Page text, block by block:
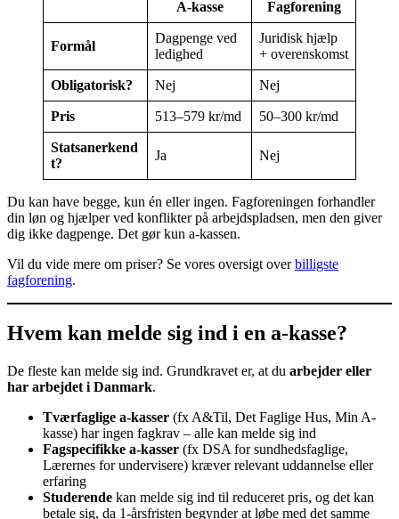
A-kasse Fagforening
Formål
Dagpenge ved
ledighed
Juridisk hjælp
+ overenskomst
Obligatorisk? Nej Nej
Pris 513–579 kr/md 50–300 kr/md
Statsanerkend
t?
Ja Nej
Du kan have begge, kun én eller ingen. Fagforeningen forhandler
din løn og hjælper ved konflikter på arbejdspladsen, men den giver
dig ikke dagpenge. Det gør kun a-kassen.
Vil du vide mere om priser? Se vores oversigt overbilligste
fagforening.
Hvem kan melde sig ind i en a-kasse?
De fleste kan melde sig ind. Grundkravet er, at du arbejder eller
har arbejdet i Danmark.
Tværfaglige a-kasser (fx A&Til, Det Faglige Hus, Min A-
kasse) har ingen fagkrav – alle kan melde sig ind
Fagspecifikke a-kasser (fx DSA for sundhedsfaglige,
Lærernes for undervisere) kræver relevant uddannelse eller
erfaring
Studerende kan melde sig ind til reduceret pris, og det kan
betale sig, da 1-årsfristen begynder at løbe med det samme